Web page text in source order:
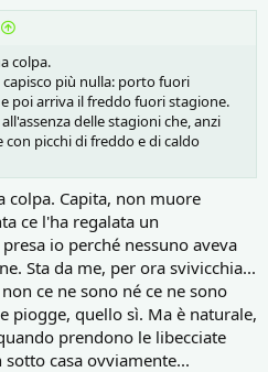
colpa.
più nulla: porto fuori
poi arriva il freddo fuori stagione.
delle stagioni che, anzi
picchi di freddo e di caldo
colpa. Capita, non muore
ce l'ha regalata un
io perché nessuno aveva
Sta da me, per ora svivicchia...
ce ne sono né ce ne sono
piogge, quello sì. Ma è naturale,
prendono le libecciate
casa ovviamente...